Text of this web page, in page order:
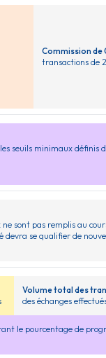
Commission de
transactions de
seuils minimaux définis
sont pas remplis au
se qualifier de
Volume total des
des échanges
le pourcentage de